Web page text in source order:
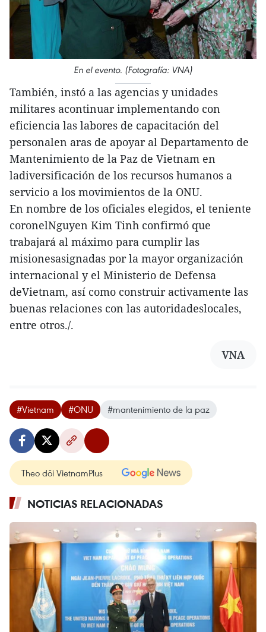
En el evento. (Fotografía: VNA)
También, instó a las agencias y unidades
militares acontinuar implementando con
eficiencia las labores de capacitación del
personalen aras de apoyar al Departamento de
Mantenimiento de la Paz de Vietnam en
ladiversificación de los recursos humanos a
servicio a los movimientos de la ONU.
En nombre de los oficiales elegidos, el teniente
coronelNguyen Kim Tinh confirmó que
trabajará al máximo para cumplir las
misionesasignadas por la mayor organización
internacional y el Ministerio de Defensa
deVietnam, así como construir activamente las
buenas relaciones con las autoridadeslocales,
entre otros./.
VNA
#Vietnam #ONU #mantenimiento de la paz
Theo dõi VietnamPlus
NOTICIAS RELACIONADAS